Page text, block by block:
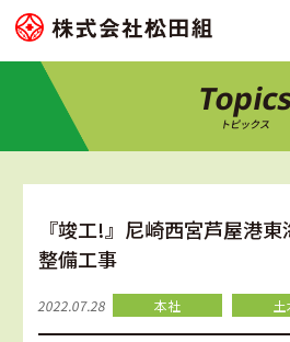
トピックス
『竣工!』尼崎西宮芦屋港
整備工事
2022.07.28 本社 土